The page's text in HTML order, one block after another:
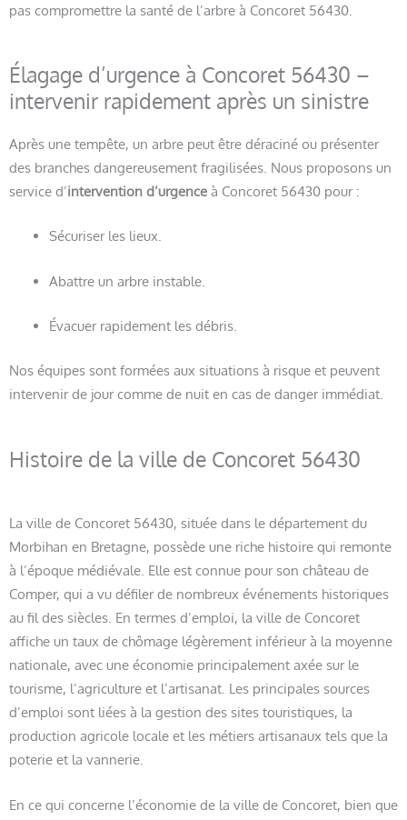
pas compromettre la santé de l’arbre à Concoret 56430.
Élagage d’urgence à Concoret 56430 –
intervenir rapidement après un sinistre
Après une tempête, un arbre peut être déraciné ou présenter
des branches dangereusement fragilisées. Nous proposons un
service d’intervention d’urgence à Concoret 56430 pour :
Sécuriser les lieux.
Abattre un arbre instable.
Évacuer rapidement les débris.
Nos équipes sont formées aux situations à risque et peuvent
intervenir de jour comme de nuit en cas de danger immédiat.
Histoire de la ville de Concoret 56430
La ville de Concoret 56430, située dans le département du
Morbihan en Bretagne, possède une riche histoire qui remonte
à l’époque médiévale. Elle est connue pour son château de
Comper, qui a vu défiler de nombreux événements historiques
au fil des siècles. En termes d’emploi, la ville de Concoret
affiche un taux de chômage légèrement inférieur à la moyenne
nationale, avec une économie principalement axée sur le
tourisme, l’agriculture et l’artisanat. Les principales sources
d’emploi sont liées à la gestion des sites touristiques, la
production agricole locale et les métiers artisanaux tels que la
poterie et la vannerie.
En ce qui concerne l’économie de la ville de Concoret, bien que